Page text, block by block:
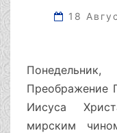
18
Преображение
Иисуса
мирским